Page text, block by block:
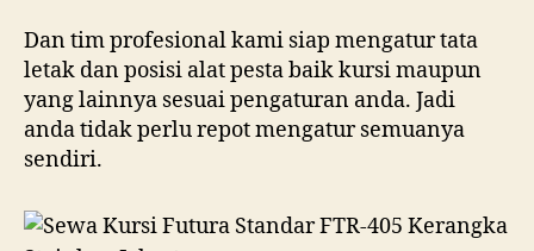
Dan tim profesional kami siap mengatur tata
letak dan posisi alat pesta baik kursi maupun
yang lainnya sesuai pengaturan anda. Jadi
anda tidak perlu repot mengatur semuanya
sendiri.